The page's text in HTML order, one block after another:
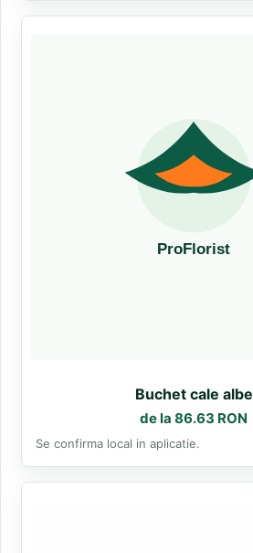
Buchet cale albe
de la 86.63 RON
Se confirma local in aplicatie.